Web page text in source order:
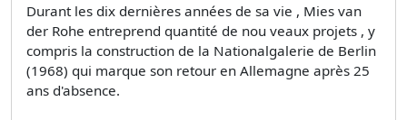
Durant les dix dernières années de sa vie , Mies van
der Rohe entreprend quantité de nou­ veaux projets , y
compris la construction de la Nationalgalerie de Berlin
(1968) qui marque son retour en Allemagne après 25
ans d'absence.